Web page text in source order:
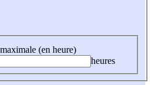
(en heure)
heures